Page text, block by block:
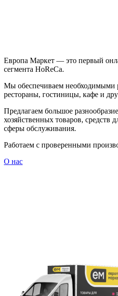
Европа Маркет — это первый
сегмента HoReCa.
Мы обеспечиваем необходимыми
рестораны, гостиницы, кафе и
Предлагаем большое
хозяйственных товаров, средств
сферы обслуживания.
Работаем с проверенными
О нас